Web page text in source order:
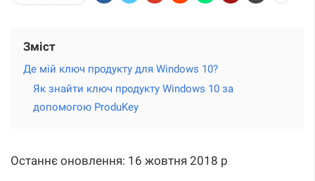
Зміст
Де мій ключ продукту для Windows 10?
Як знайти ключ продукту Windows 10 за
допомогою ProduKey
Останнє оновлення: 16 жовтня 2018 р